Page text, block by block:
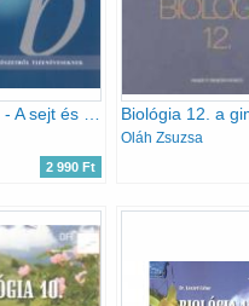
Biológia 11. - A sejt és az ember biológiája
2 990 Ft
Oláh Zsuzsa